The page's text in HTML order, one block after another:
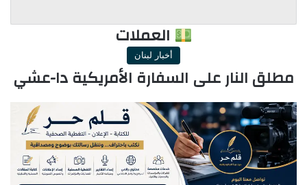
العملات
أخبار لبنان
مطلق النار على السفارة الأمريكية دا-عشي